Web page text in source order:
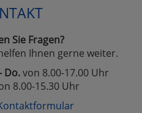
Sie Fragen?
Ihnen gerne weiter.
Do.von 8.00-17.00 Uhr
8.00-15.30 Uhr
Cookies
Alle Akzeptieren